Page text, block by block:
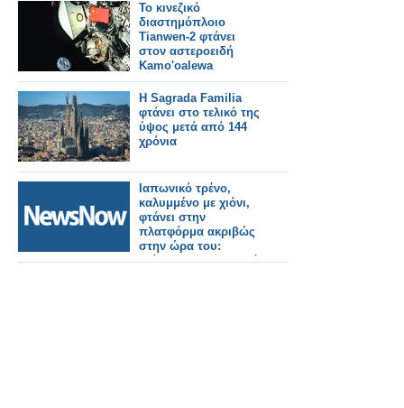
Το κινεζικό
διαστημόπλοιο
Tianwen-2 φτάνει
στον αστεροειδή
Kamo'oalewa
H Sagrada Familia
φτάνει στο τελικό της
ύψος μετά από 144
χρόνια
Ιαπωνικό τρένο,
καλυμμένο με χιόνι,
φτάνει στην
πλατφόρμα ακριβώς
στην ώρα του:
«Τίποτα δεν σταματά